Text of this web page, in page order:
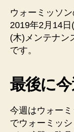
ウォーミッソ
2019年2月14
(木)メンテナン
です。
最後に
今週はウォー
でウォーミッ